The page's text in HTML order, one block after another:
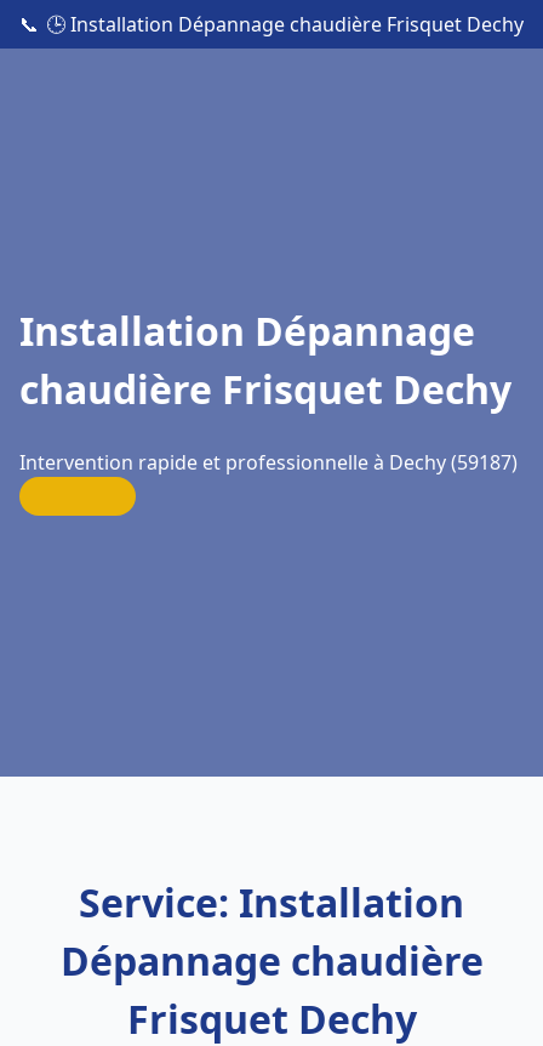
📞 🕒 Installation Dépannage chaudière Frisquet Dechy
Installation Dépannage
chaudière Frisquet Dechy
Intervention rapide et professionnelle à Dechy (59187)
Service: Installation
Dépannage chaudière
Frisquet Dechy